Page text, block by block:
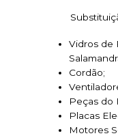
Vidros de
Cordão;
Peças do
Placas
Motores